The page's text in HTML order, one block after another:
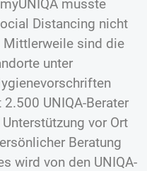
musste
Distancing nicht
Mittlerweile sind die
unter
UNIQA-Berater
vor Ort
Beratung
wird von den UNIQA-